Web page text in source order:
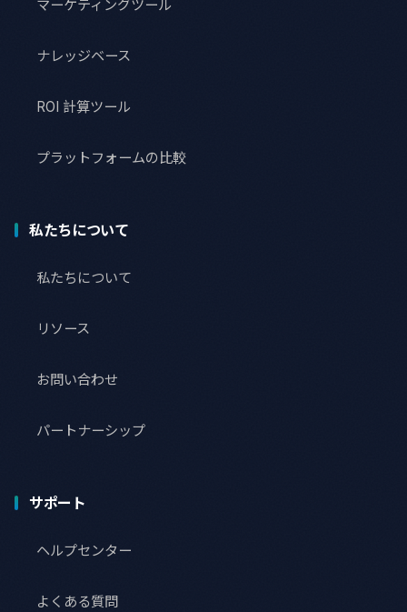
マーケティングツール
ナレッジベース
ROI 計算ツール
プラットフォームの比較
私たちについて
私たちについて
リソース
お問い合わせ
パートナーシップ
サポート
ヘルプセンター
よくある質問